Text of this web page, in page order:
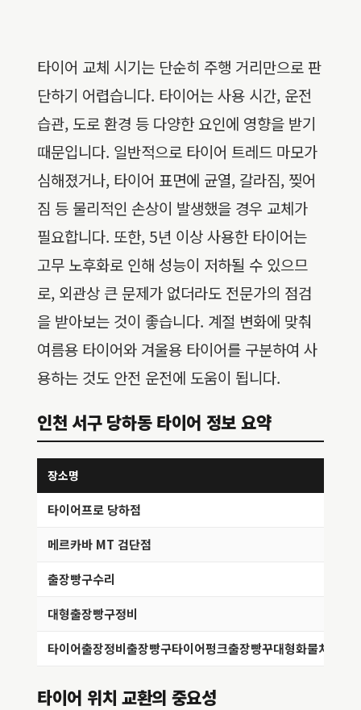
타이어 교체 시기는 단순히 주행 거리만으로 판
단하기 어렵습니다. 타이어는 사용 시간, 운전
습관, 도로 환경 등 다양한 요인에 영향을 받기
때문입니다. 일반적으로 타이어 트레드 마모가
심해졌거나, 타이어 표면에 균열, 갈라짐, 찢어
짐 등 물리적인 손상이 발생했을 경우 교체가
필요합니다. 또한, 5년 이상 사용한 타이어는
고무 노후화로 인해 성능이 저하될 수 있으므
로, 외관상 큰 문제가 없더라도 전문가의 점검
을 받아보는 것이 좋습니다. 계절 변화에 맞춰
여름용 타이어와 겨울용 타이어를 구분하여 사
용하는 것도 안전 운전에 도움이 됩니다.
인천 서구 당하동 타이어 정보 요약
장소명
타이어프로 당하점
메르카바 MT 검단점
출장빵구수리
대형출장빵구정비
타이어출장정비출장빵구타이어펑크출장빵꾸대형화물차타이
타이어 위치 교환의 중요성